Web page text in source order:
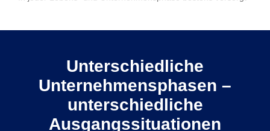
Unterschiedliche
Unternehmensphasen –
unterschiedliche
Ausgangssituationen